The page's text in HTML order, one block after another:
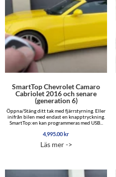
SmartTop Chevrolet Camaro
Cabriolet 2016 och senare
(generation 6)
Öppna/Stäng ditt tak med fjärrstyrning. Eller
inifrån bilen med endast en knapptryckning.
SmartTop:en kan programmeras med USB...
4,995.00 kr
Läs mer ->